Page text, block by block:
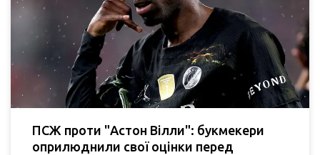
ПСЖ проти "Астон Вілли": букмекери
оприлюднили свої оцінки перед